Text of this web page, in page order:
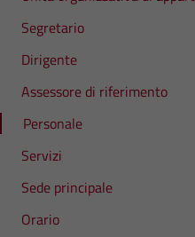
Segretario
Dirigente
Assessore di riferimento
Personale
Servizi
Sede principale
Orario